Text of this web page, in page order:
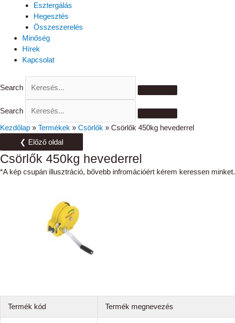
Esztergálás
Hegesztés
Összeszerelés
Minőség
Hírek
Kapcsolat
Search
Search
Kezdőlap » Termékek » Csörlők » Csörlők 450kg hevederrel
❮ Előző oldal
Csörlők 450kg hevederrel
*A kép csupán illusztráció, bővebb infromációért kérem keressen minket.
Termék kód Termék megnevezés